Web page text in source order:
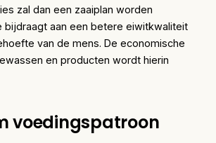
zal dan een zaaiplan worden
bijdraagt aan een betere eiwitkwaliteit
van de mens. De economische
en producten wordt hierin
voedingspatroon